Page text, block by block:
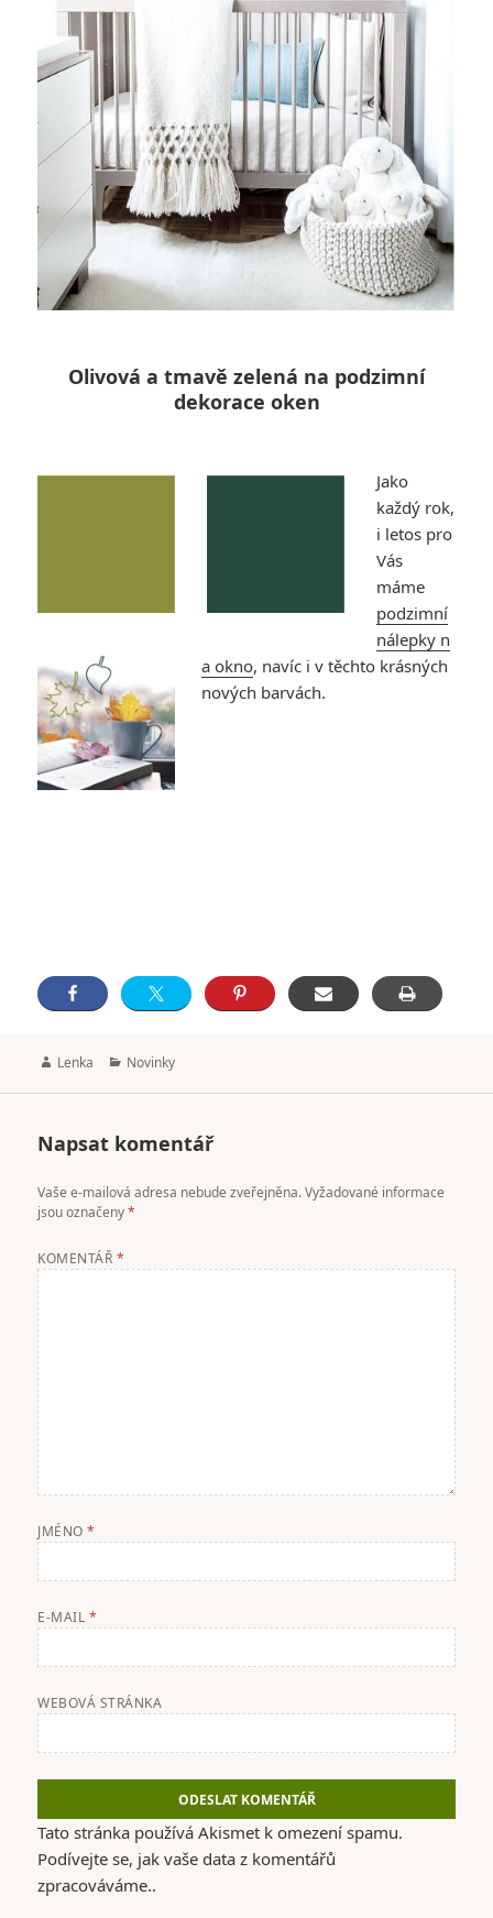
Olivová a tmavě zelená na podzimní
dekorace oken
Jako
každý rok,
i letos pro
Vás
máme
podzimní
nálepky n
a okno, navíc i v těchto krásných
nových barvách.
Author
Lenka Categories
Novinky
Napsat komentář
Vaše e-mailová adresa nebude zveřejněna. Vyžadované informace
jsou označeny*
KOMENTÁŘ *
JMÉNO*
E-MAIL *
WEBOVÁ STRÁNKA
Tato stránka používá Akismet k omezení spamu.
Podívejte se, jak vaše data z komentářů
zpracováváme..